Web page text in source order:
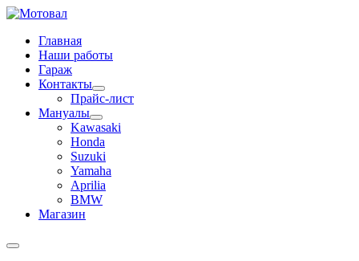
Главная
Наши работы
Гараж
Контакты
Прайс-лист
Мануалы
Kawasaki
Honda
Suzuki
Yamaha
Aprilia
BMW
Магазин